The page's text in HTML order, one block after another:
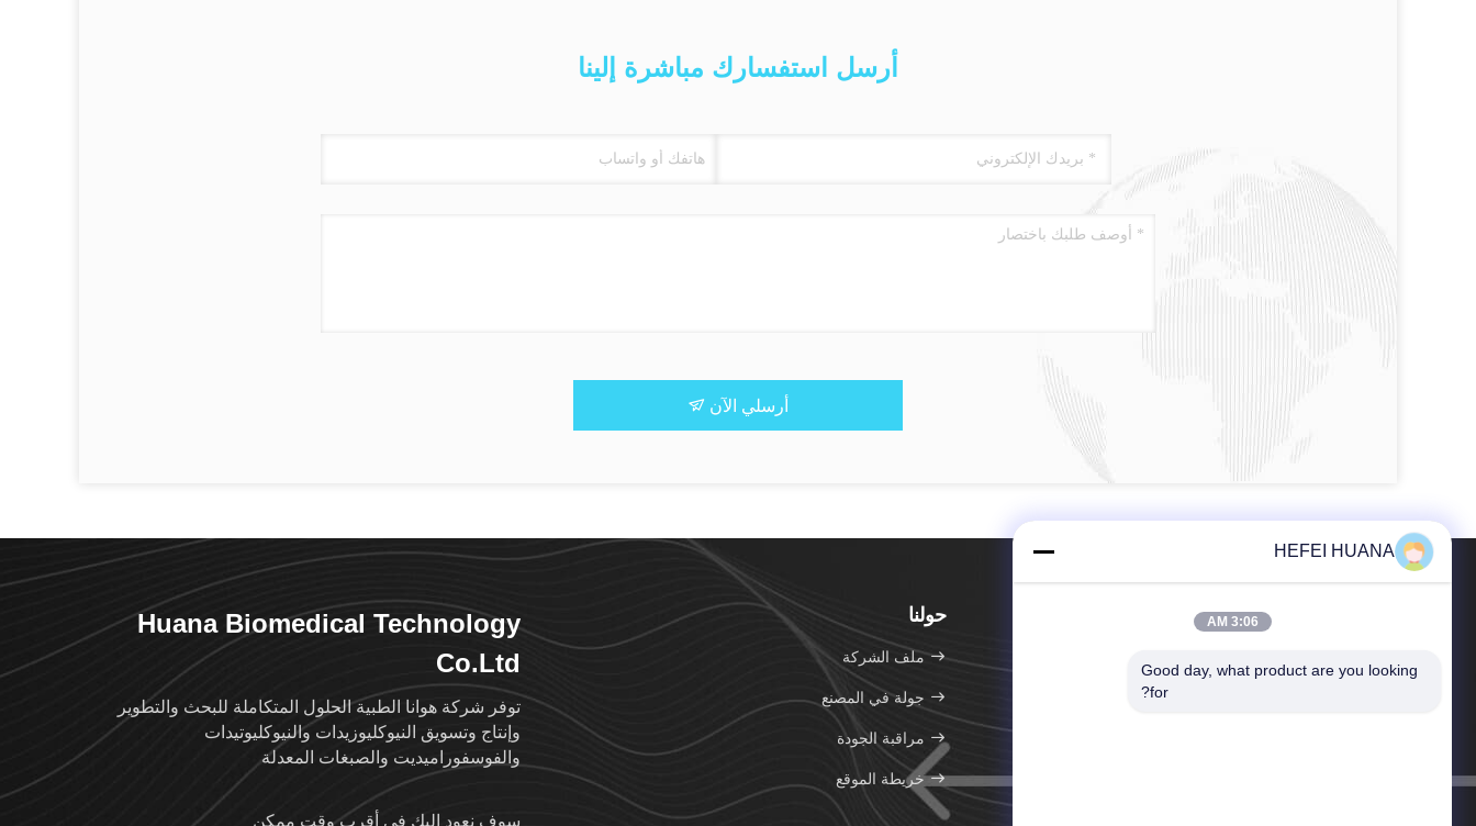
أرسل استفسارك مباشرة إلينا
أرسلي الآن
الهاتف：86-157-5542-6646
حولنا
ملف الشركة
جولة في المصنع
مراقبة الجودة
خريطة الموقع
Huana Biomedical Technology
Co.Ltd
توفر شركة هوانا الطبية الحلول المتكاملة للبحث والتطوير
وإنتاج وتسويق النيوكليوزيدات والنيوكليوتيدات
والفوسفوراميديت والصبغات المعدلة
سوف نعود إليك في أقرب وقت ممكن
HEFEI HUANA
3:06 AM
Good day, what product are you looking
for?